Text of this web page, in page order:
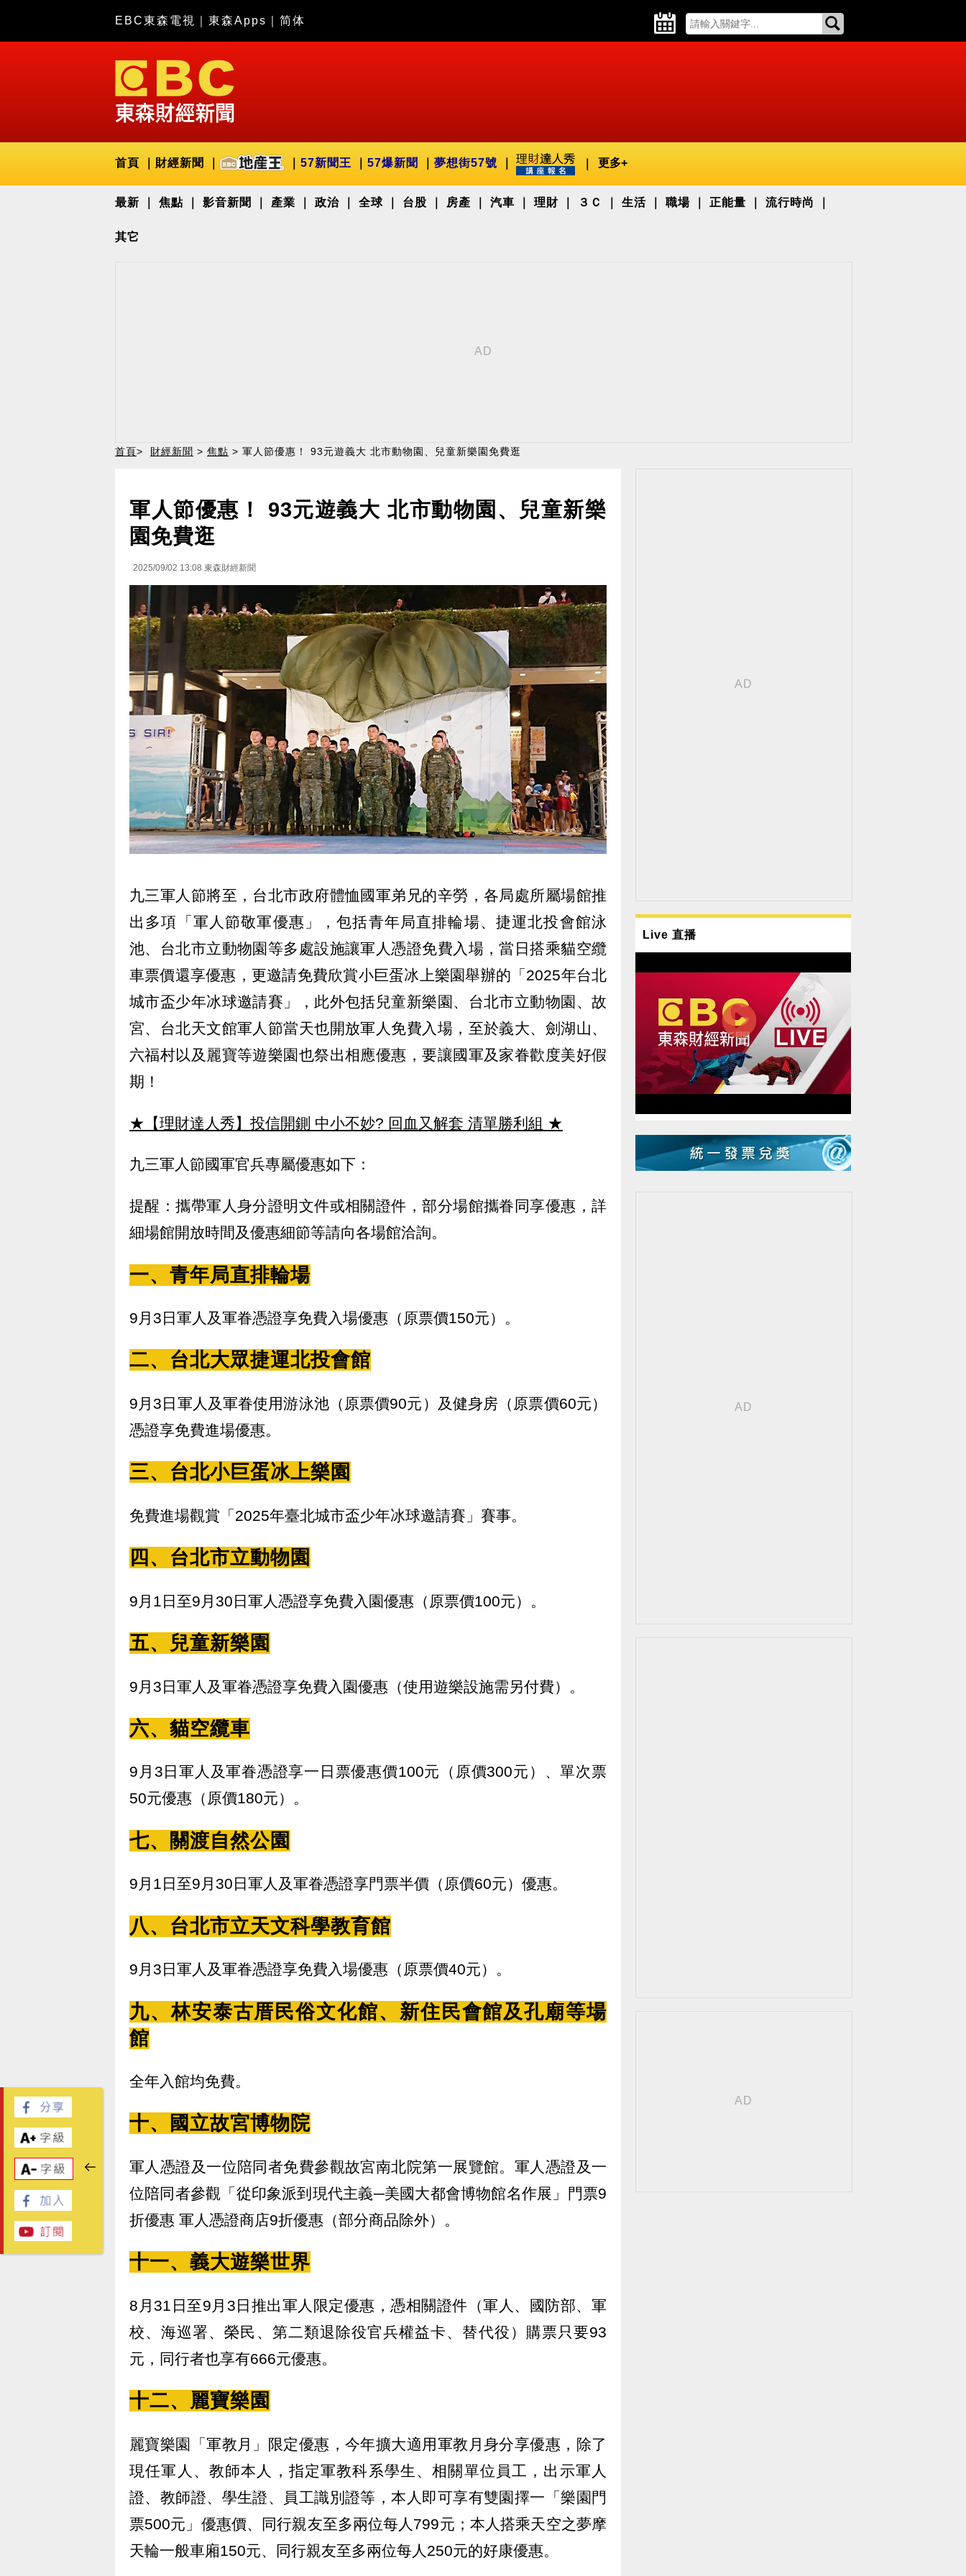
EBC東森電視 東森Apps 简体
首頁 財經新聞 57新聞王 57爆新聞 夢想街57號 更多+
最新 焦點 影音新聞 產業 政治 全球 台股 房產 汽車 理財 ３Ｃ 生活 職場 正能量 流行時尚
其它
首頁> 財經新聞 > 焦點 > 軍人節優惠！ 93元遊義大 北市動物園、兒童新樂園免費逛
軍人節優惠！ 93元遊義大 北市動物園、兒童新樂
園免費逛
2025/09/02 13:08 東森財經新聞
九三軍人節將至，台北市政府體恤國軍弟兄的辛勞，各局處所屬場館推
出多項「軍人節敬軍優惠」，包括青年局直排輪場、捷運北投會館泳
池、台北市立動物園等多處設施讓軍人憑證免費入場，當日搭乘貓空纜
車票價還享優惠，更邀請免費欣賞小巨蛋冰上樂園舉辦的「2025年台北
城市盃少年冰球邀請賽」，此外包括兒童新樂園、台北市立動物園、故
宮、台北天文館軍人節當天也開放軍人免費入場，至於義大、劍湖山、
六福村以及麗寶等遊樂園也祭出相應優惠，要讓國軍及家眷歡度美好假
期！
★【理財達人秀】投信開鍘 中小不妙? 回血又解套 清單勝利組 ★
九三軍人節國軍官兵專屬優惠如下：
提醒：攜帶軍人身分證明文件或相關證件，部分場館攜眷同享優惠，詳
細場館開放時間及優惠細節等請向各場館洽詢。
一、青年局直排輪場
9月3日軍人及軍眷憑證享免費入場優惠（原票價150元）。
二、台北大眾捷運北投會館
9月3日軍人及軍眷使用游泳池（原票價90元）及健身房（原票價60元）
憑證享免費進場優惠。
三、台北小巨蛋冰上樂園
免費進場觀賞「2025年臺北城市盃少年冰球邀請賽」賽事。
四、台北市立動物園
9月1日至9月30日軍人憑證享免費入園優惠（原票價100元）。
五、兒童新樂園
9月3日軍人及軍眷憑證享免費入園優惠（使用遊樂設施需另付費）。
六、貓空纜車
9月3日軍人及軍眷憑證享一日票優惠價100元（原價300元）、單次票
50元優惠（原價180元）。
七、關渡自然公園
9月1日至9月30日軍人及軍眷憑證享門票半價（原價60元）優惠。
八、台北市立天文科學教育館
9月3日軍人及軍眷憑證享免費入場優惠（原票價40元）。
九、林安泰古厝民俗文化館、新住民會館及孔廟等場
館
全年入館均免費。
十、國立故宮博物院
軍人憑證及一位陪同者免費參觀故宮南北院第一展覽館。軍人憑證及一
位陪同者參觀「從印象派到現代主義─美國大都會博物館名作展」門票9
折優惠 軍人憑證商店9折優惠（部分商品除外）。
十一、義大遊樂世界
8月31日至9月3日推出軍人限定優惠，憑相關證件（軍人、國防部、軍
校、海巡署、榮民、第二類退除役官兵權益卡、替代役）購票只要93
元，同行者也享有666元優惠。
十二、麗寶樂園
麗寶樂園「軍教月」限定優惠，今年擴大適用軍教月身分享優惠，除了
現任軍人、教師本人，指定軍教科系學生、相關單位員工，出示軍人
證、教師證、學生證、員工識別證等，本人即可享有雙園擇一「樂園門
票500元」優惠價、同行親友至多兩位每人799元；本人搭乘天空之夢摩
天輪一般車廂150元、同行親友至多兩位每人250元的好康優惠。
Live 直播